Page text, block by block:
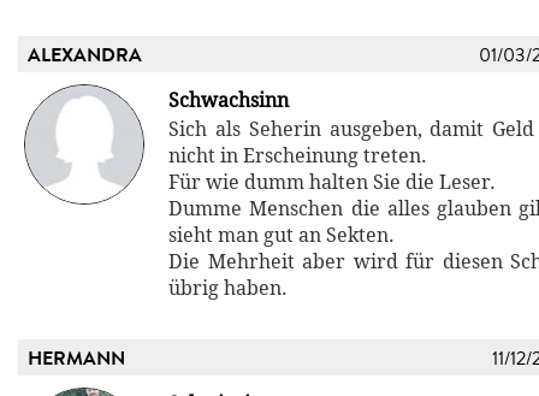
ALEXANDRA 01/03/
Schwachsinn
Sich als Seherin ausgeben, damit
nicht in Erscheinung treten.
Für wie dumm halten Sie die Leser.
Dumme Menschen die alles glauben
sieht man gut an Sekten.
Die Mehrheit aber wird für diesen
übrig haben.
HERMANN 11/